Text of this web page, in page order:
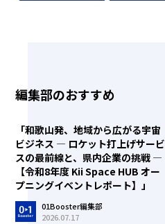
編集部のおすすめ
「和歌山発、地域から広がる宇宙
ビジネス ― ロケット打上げサービ
スの最前線と、県内企業の挑戦 ―
【令和8年度 Kii Space HUB オー
プニングイベントレポート】」
01Booster編集部
2026.07.17